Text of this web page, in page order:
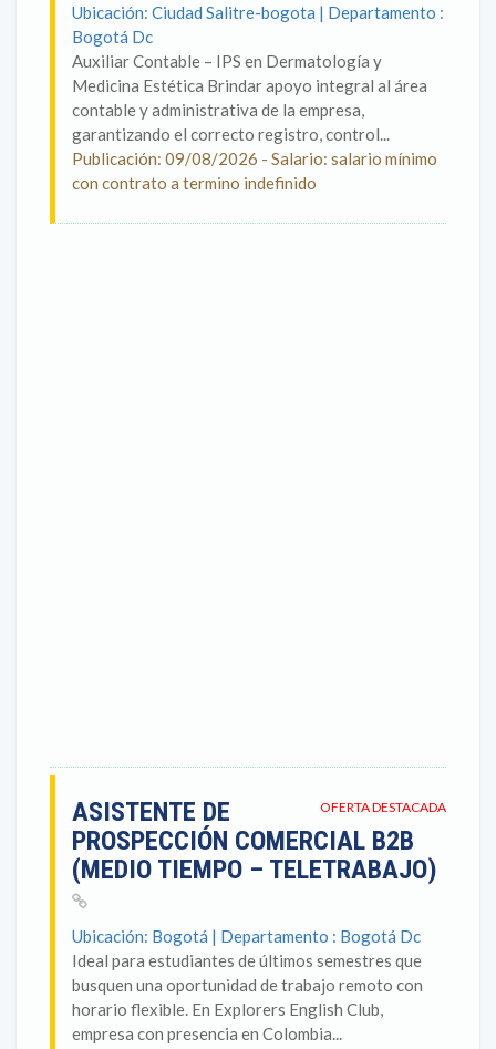
Ubicación: Ciudad Salitre-bogota | Departamento :
Bogotá Dc
Auxiliar Contable – IPS en Dermatología y
Medicina Estética Brindar apoyo integral al área
contable y administrativa de la empresa,
garantizando el correcto registro, control...
Publicación: 09/08/2026 - Salario: salario mínimo
con contrato a termino indefinido
OFERTA DESTACADA
ASISTENTE DE
PROSPECCIÓN COMERCIAL B2B
(MEDIO TIEMPO – TELETRABAJO)
Ubicación: Bogotá | Departamento : Bogotá Dc
Ideal para estudiantes de últimos semestres que
busquen una oportunidad de trabajo remoto con
horario flexible. En Explorers English Club,
empresa con presencia en Colombia...